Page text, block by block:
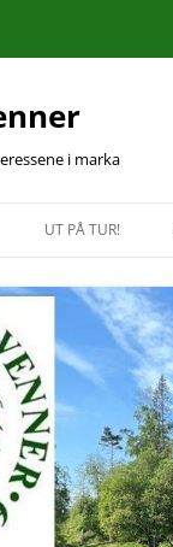
i marka
UT PÅ TUR!